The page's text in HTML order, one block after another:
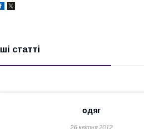
статті
одяг
26 квітня 2012